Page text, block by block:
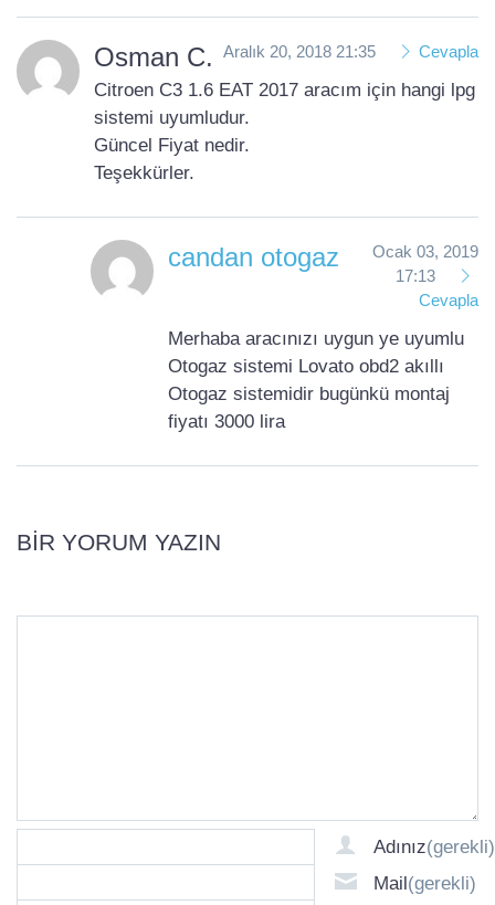
Osman C. Aralık 20, 2018 21:35 Cevapla
Citroen C3 1.6 EAT 2017 aracım için hangi lpg
sistemi uyumludur.
Güncel Fiyat nedir.
Teşekkürler.
candan otogaz
Ocak 03, 2019
17:13
Cevapla
Merhaba aracınızı uygun ye uyumlu
Otogaz sistemi Lovato obd2 akıllı
Otogaz sistemidir bugünkü montaj
fiyatı 3000 lira
BIR YORUM YAZIN
Adınız(gerekli)
Mail(gerekli)